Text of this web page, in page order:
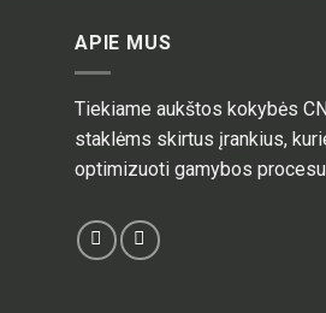
APIE MUS
Tiekiame aukštos kokybės
staklėms skirtus įrankius,
optimizuoti gamybos